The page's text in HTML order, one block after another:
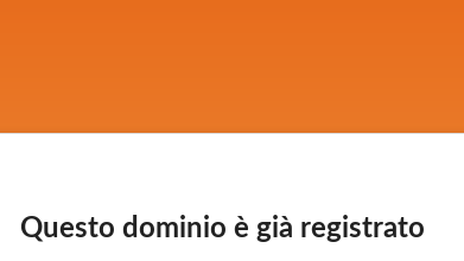
Questo dominio è già registrato